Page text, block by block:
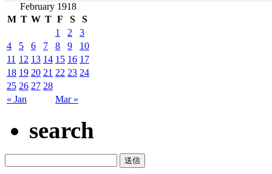
February 1918
M T W T F S S
« Jan Mar »
1 2
3
4
5 6 7 8 9
10
11 12 13 14 15 16 17
18 19 20 21 22 23 24
25 26 27 28
search